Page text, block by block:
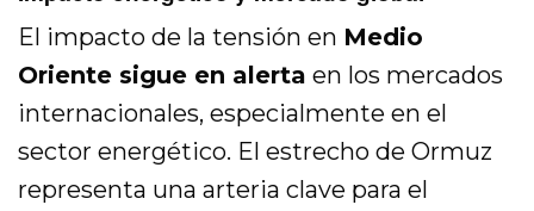
El impacto de la tensión en Medio
Oriente sigue en alerta en los mercados
internacionales, especialmente en el
sector energético. El estrecho de Ormuz
representa una arteria clave para el